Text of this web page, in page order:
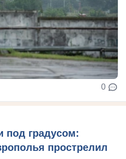
0
под градусом:
прострелил